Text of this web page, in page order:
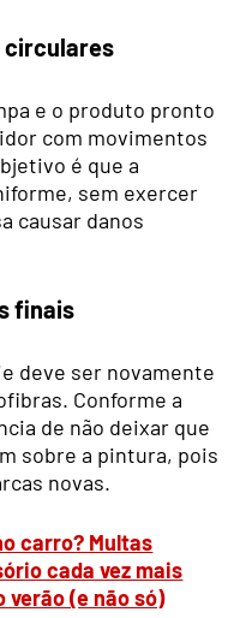
circulares
e o produto pronto
com movimentos
é que a
sem exercer
causar danos
finais
deve ser novamente
Conforme a
de não deixar que
sobre a pintura, pois
novas.
carro? Multas
cada vez mais
verão (e não só)